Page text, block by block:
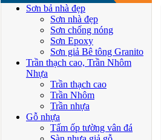
Sơn bả nhà đẹp
Sơn nhà đẹp
Sơn chống nóng
Sơn Epoxy
Sơn giả Bê tông Granito
Trần thạch cao, Trần Nhôm
Nhựa
Trần thạch cao
Trần Nhôm
Trần nhựa
Gỗ nhựa
Tấm ốp tường vân đá